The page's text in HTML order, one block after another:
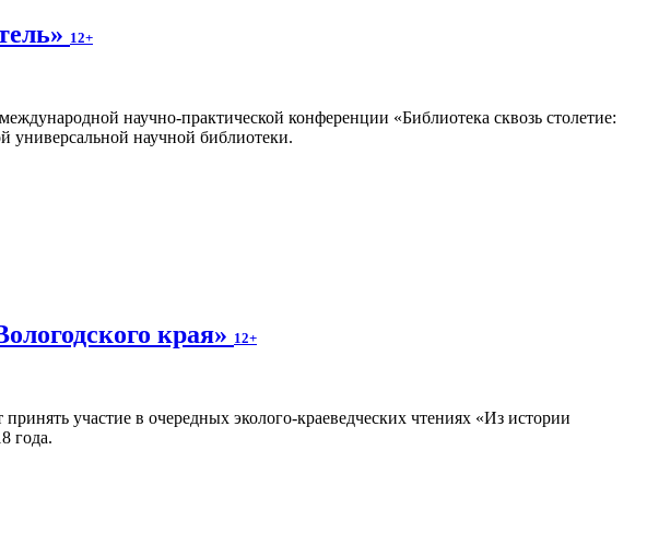
12+
научно-практической конференции «Библиотека сквозь столетие:
универсальной научной библиотеки.
края» 12+
участие в очередных эколого-краеведческих чтениях «Из истории
года.